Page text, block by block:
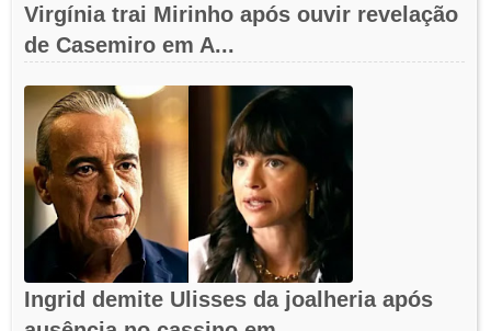
Virgínia trai Mirinho após ouvir revelação
de Casemiro em A...
Ingrid demite Ulisses da joalheria após